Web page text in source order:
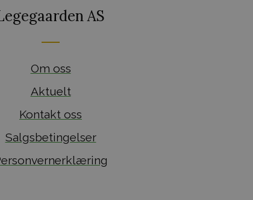
AS
Om oss
Aktuelt
Kontakt oss
Salgsbetingelser